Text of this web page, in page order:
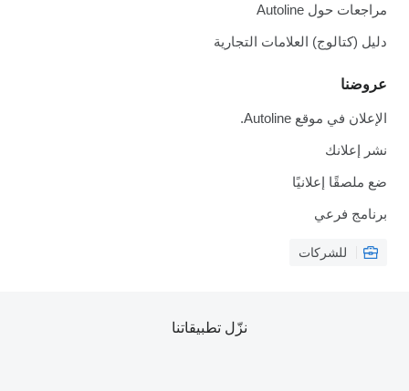
مراجعات حول Autoline
دليل (كتالوج) العلامات التجارية
عروضنا
الإعلان في موقع Autoline.
نشر إعلانك
ضع ملصقًا إعلانيًا
برنامج فرعي
للشركات
نزّل تطبيقاتنا